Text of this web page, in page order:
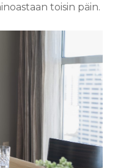
toisin päin.